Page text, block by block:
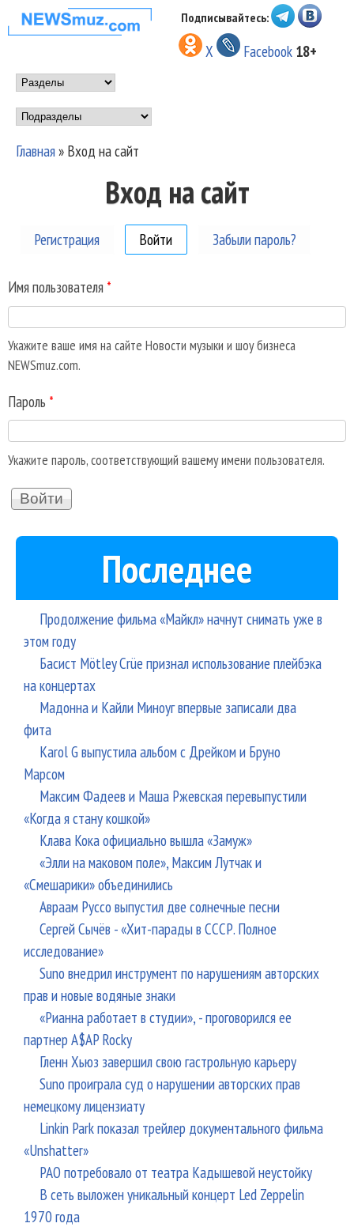
Перейти к основному
содержанию
НОВОСТИ
МУЗЫКИ И
ШОУ БИЗНЕСА
NEWSMUZ.COM
Подписывайтесь:
X Facebook 18+
Main menu
Подразделы
Вы здесь
Главная» Вход на сайт
Вход на сайт
Регистрация Войти (активная вкладка)
Забыли пароль?
Имя пользователя *
Укажите ваше имя на сайте Новости музыки и шоу бизнеса
NEWSmuz.com.
Пароль *
Укажите пароль, соответствующий вашему имени пользователя.
Последнее
Продолжение фильма «Майкл» начнут снимать уже в
этом году
Басист Mötley Crüe признал использование плейбэка
на концертах
Мадонна и Кайли Миноуг впервые записали два
фита
Karol G выпустила альбом с Дрейком и Бруно
Марсом
Максим Фадеев и Маша Ржевская перевыпустили
«Когда я стану кошкой»
Клава Кока официально вышла «Замуж»
«Элли на маковом поле», Максим Лутчак и
«Смешарики» объединились
Авраам Руссо выпустил две солнечные песни
Сергей Сычёв - «Хит-парады в СССР. Полное
исследование»
Suno внедрил инструмент по нарушениям авторских
прав и новые водяные знаки
«Рианна работает в студии», - проговорился ее
партнер A$AP Rocky
Гленн Хьюз завершил свою гастрольную карьеру
Suno проиграла суд о нарушении авторских прав
немецкому лицензиату
Linkin Park показал трейлер документального фильма
«Unshatter»
РАО потребовало от театра Кадышевой неустойку
В сеть выложен уникальный концерт Led Zeppelin
1970 года